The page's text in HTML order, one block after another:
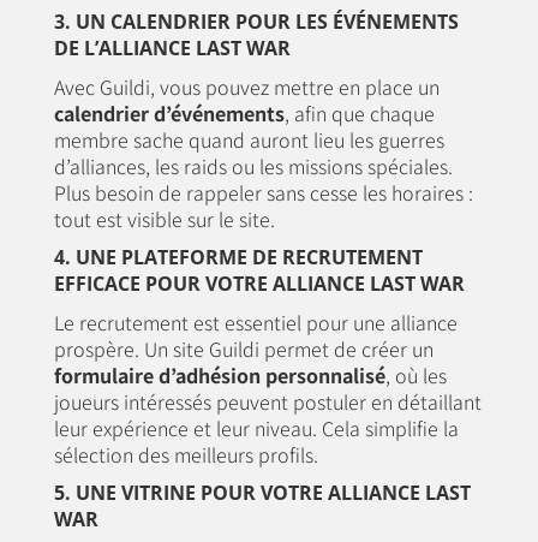
3. UN CALENDRIER POUR LES ÉVÉNEMENTS
DE L’ALLIANCE LAST WAR
Avec Guildi, vous pouvez mettre en place un
calendrier d’événements, afin que chaque
membre sache quand auront lieu les guerres
d’alliances, les raids ou les missions spéciales.
Plus besoin de rappeler sans cesse les horaires :
tout est visible sur le site.
4. UNE PLATEFORME DE RECRUTEMENT
EFFICACE POUR VOTRE ALLIANCE LAST WAR
Le recrutement est essentiel pour une alliance
prospère. Un site Guildi permet de créer un
formulaire d’adhésion personnalisé, où les
joueurs intéressés peuvent postuler en détaillant
leur expérience et leur niveau. Cela simplifie la
sélection des meilleurs profils.
5. UNE VITRINE POUR VOTRE ALLIANCE LAST
WAR